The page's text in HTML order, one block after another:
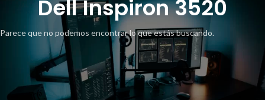
Dell Inspiron 3520
Parece que no podemos encontrar lo que estás buscando.